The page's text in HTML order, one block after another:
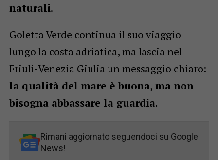
naturali.
Goletta Verde continua il suo viaggio
lungo la costa adriatica, ma lascia nel
Friuli-Venezia Giulia un messaggio chiaro:
la qualità del mare è buona, ma non
bisogna abbassare la guardia.
Rimani aggiornato seguendoci su Google
News!